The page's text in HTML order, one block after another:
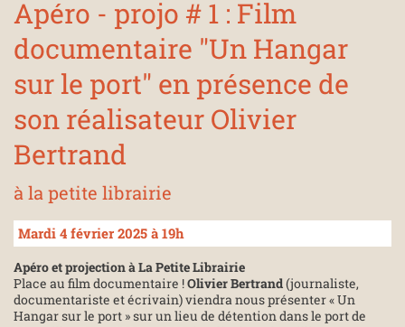
Apéro - projo # 1 : Film
documentaire "Un Hangar
sur le port" en présence de
son réalisateur Olivier
Bertrand
à la petite librairie
Mardi 4 février 2025 à 19h
Apéro et projection à La Petite Librairie
Place au film documentaire !Olivier Bertrand(journaliste,
documentariste et écrivain) viendra nous présenter « Un
Hangar sur le port » sur un lieu de détention dans le port de